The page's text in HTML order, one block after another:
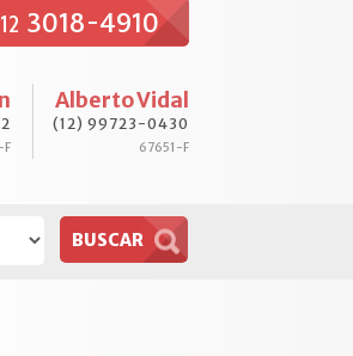
12 3018-4910
F
Alberto Vidal
(12) 99723-0430
67651-F